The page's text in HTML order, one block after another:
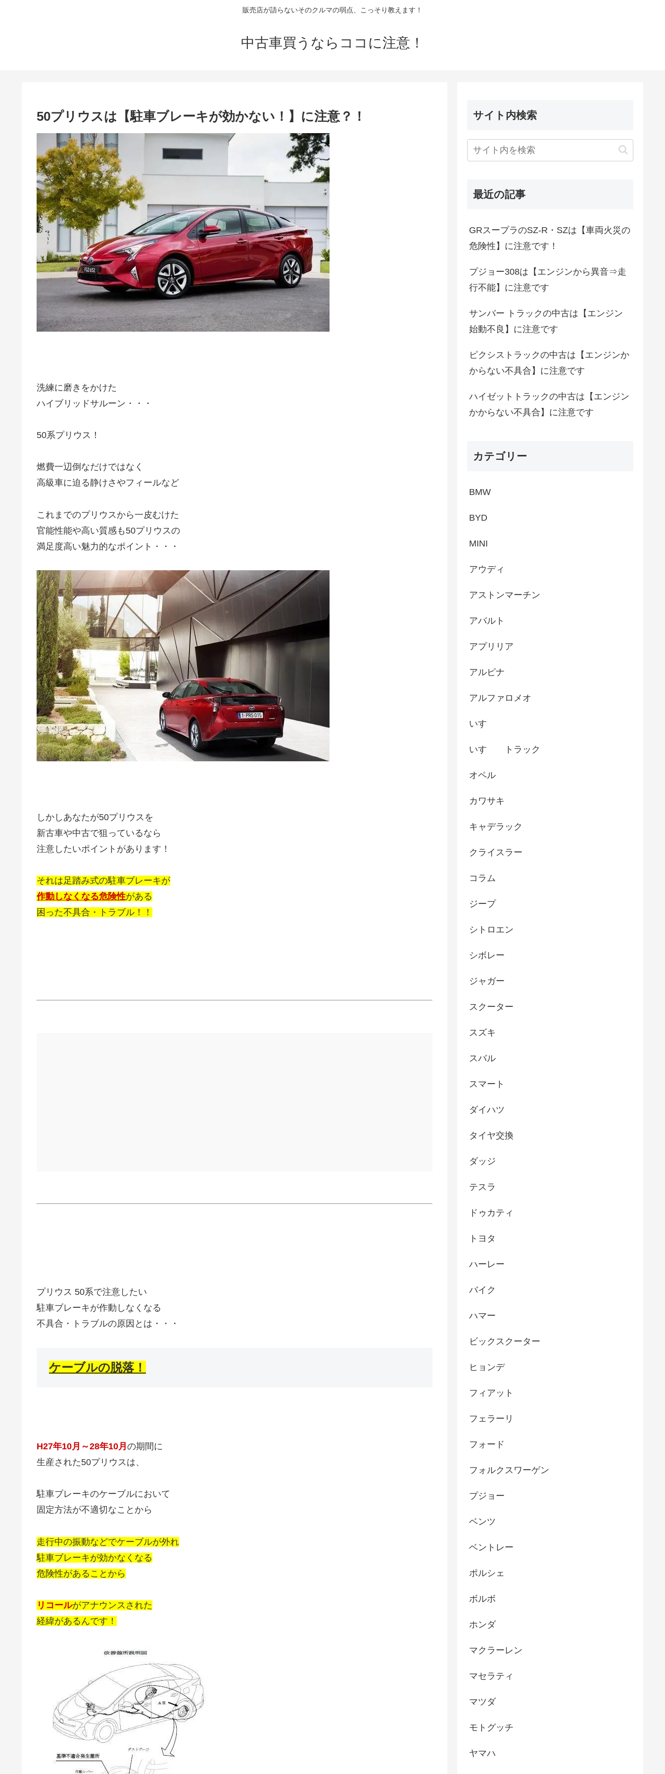
販売店が語らないそのクルマの弱点、こっそり教えます！
中古車買うならココに注意！
50プリウスは【駐車ブレーキが効かない！】に注意？！
洗練に磨きをかけた
ハイブリッドサルーン・・・
50系プリウス！
燃費一辺倒なだけではなく
高級車に迫る静けさやフィールなど
これまでのプリウスから一皮むけた
官能性能や高い質感も50プリウスの
満足度高い魅力的なポイント・・・
しかしあなたが50プリウスを
新古車や中古で狙っているなら
注意したいポイントがあります！
それは足踏み式の駐車ブレーキが
作動しなくなる危険性がある
困った不具合・トラブル！！
プリウス 50系で注意したい
駐車ブレーキが作動しなくなる
不具合・トラブルの原因とは・・・
ケーブルの脱落！
H27年10月～28年10月 の期間に
生産された50プリウスは、
駐車ブレーキのケーブルにおいて
固定方法が不適切なことから
走行中の振動などでケーブルが外れ
駐車ブレーキが効かなくなる
危険性があることから
リコールがアナウンスされた
経緯があるんです！
サイト内検索
最近の記事
GRスープラのSZ-R・SZは【車両火災の
危険性】に注意です！
プジョー308は【エンジンから異音⇒走
行不能】に注意です
サンバー トラックの中古は【エンジン
始動不良】に注意です
ピクシストラックの中古は【エンジンか
からない不具合】に注意です
ハイゼットトラックの中古は【エンジン
かからない不具合】に注意です
カテゴリー
BMW
BYD
MINI
アウディ
アストンマーチン
アバルト
アプリリア
アルピナ
アルファロメオ
いすゞ
いすゞ トラック
オペル
カワサキ
キャデラック
クライスラー
コラム
ジープ
シトロエン
シボレー
ジャガー
スクーター
スズキ
スバル
スマート
ダイハツ
タイヤ交換
ダッジ
テスラ
ドゥカティ
トヨタ
ハーレー
バイク
ハマー
ビックスクーター
ヒョンデ
フィアット
フェラーリ
フォード
フォルクスワーゲン
プジョー
ベンツ
ベントレー
ポルシェ
ボルボ
ホンダ
マクラーレン
マセラティ
マツダ
モトグッチ
ヤマハ